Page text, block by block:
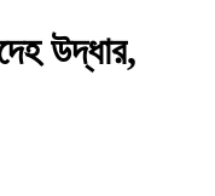
উদ্ধার,